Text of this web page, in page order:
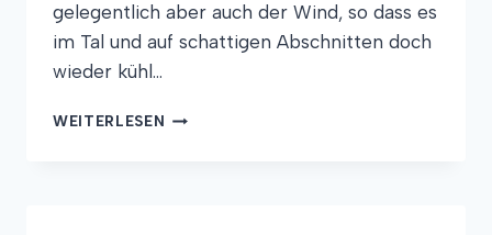
gelegentlich aber auch der Wind, so dass es
im Tal und auf schattigen Abschnitten doch
wieder kühl…
WEITERLESEN DÜNEN